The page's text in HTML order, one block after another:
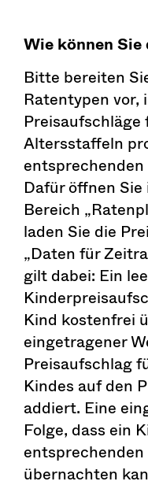
Wie können
Bitte bereiten
Ratentypen vor,
Preisaufschläge
Altersstaffeln
Dafür öffnen
Bereich
laden Sie die
„Daten für
gilt dabei: Ein
Kind kostenfrei
eingetragener
Preisaufschlag
Kindes auf den
addiert. Eine
Folge, dass ein
übernachten